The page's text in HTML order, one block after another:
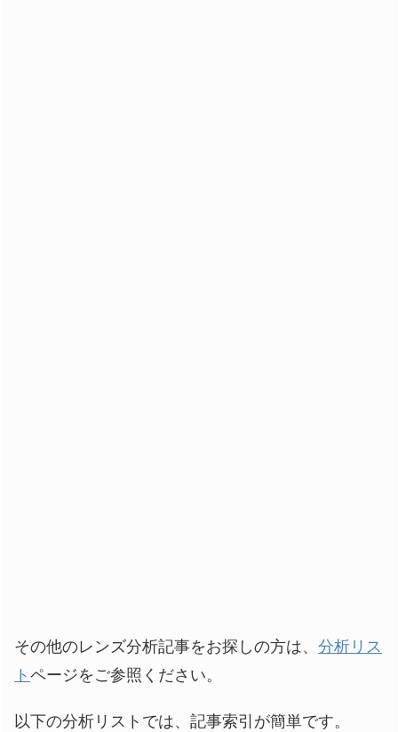
その他のレンズ分析記事をお探しの方は、 分析リス
トページをご参照ください。
以下の分析リストでは、記事索引が簡単です。